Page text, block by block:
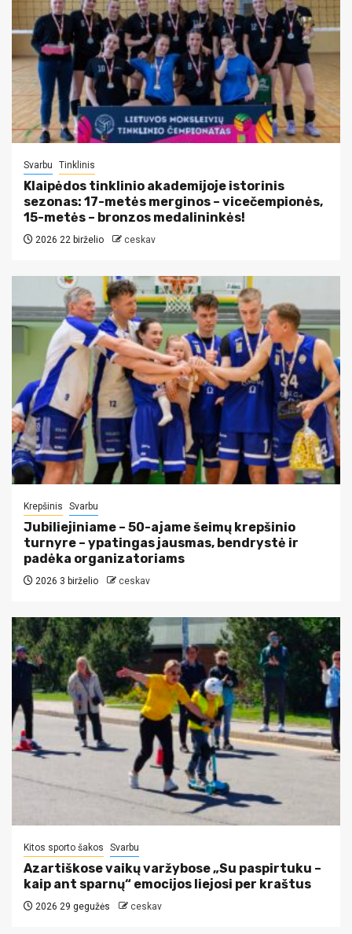
Svarbu Tinklinis
Klaipėdos tinklinio akademijoje istorinis
sezonas: 17-metės merginos – vicečempionės,
15-metės – bronzos medalininkės!
2026 22 birželio ceskav
Krepšinis Svarbu
Jubiliejiniame – 50-ajame šeimų krepšinio
turnyre – ypatingas jausmas, bendrystė ir
padėka organizatoriams
2026 3 birželio ceskav
Kitos sporto šakos Svarbu
Azartiškose vaikų varžybose „Su paspirtuku –
kaip ant sparnų“ emocijos liejosi per kraštus
2026 29 gegužės ceskav